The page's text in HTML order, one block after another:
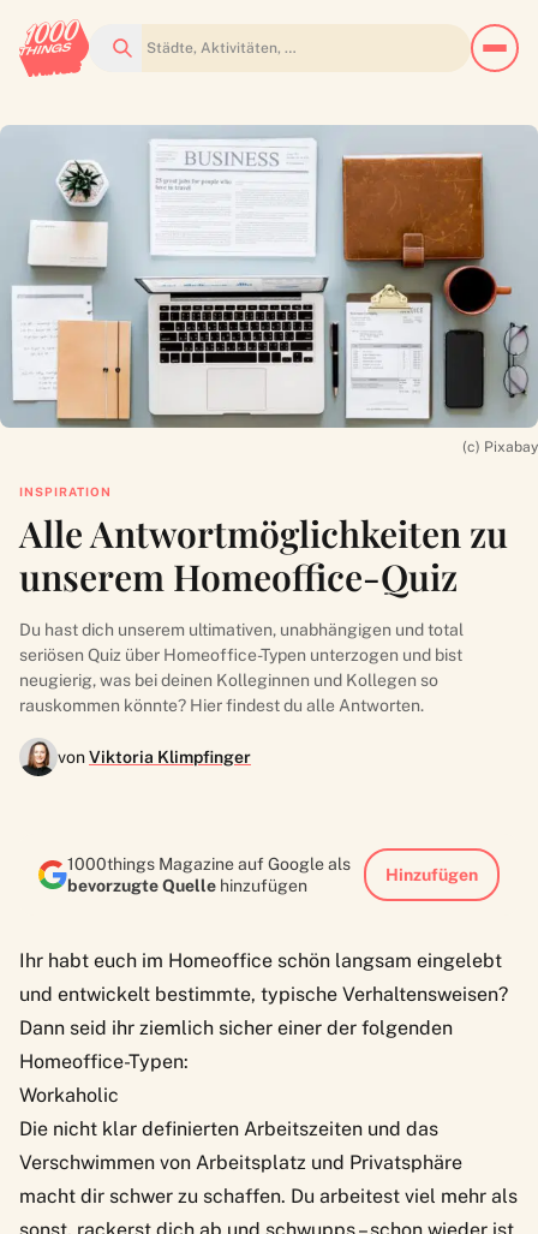
Suchen
(c) Pixabay
INSPIRATION
Alle Antwortmöglichkeiten zu
unserem Homeoffice-Quiz
Du hast dich unserem ultimativen, unabhängigen und total
seriösen Quiz über Homeoffice-Typen unterzogen und bist
neugierig, was bei deinen Kolleginnen und Kollegen so
rauskommen könnte? Hier findest du alle Antworten.
vonViktoria Klimpfinger
1000things Magazine auf Google als
bevorzugte Quelle hinzufügen
Hinzufügen
Ihr habt euch im Homeoffice schön langsam eingelebt
und entwickelt bestimmte, typische Verhaltensweisen?
Dann seid ihr ziemlich sicher einer der folgenden
Homeoffice-Typen:
Workaholic
Die nicht klar definierten Arbeitszeiten und das
Verschwimmen von Arbeitsplatz und Privatsphäre
macht dir schwer zu schaffen. Du arbeitest viel mehr als